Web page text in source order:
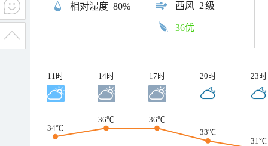
相对湿度 80% 西风 2级
36优
11时 14时 17时 20时 23时
34℃
36℃
36℃
33℃
31℃